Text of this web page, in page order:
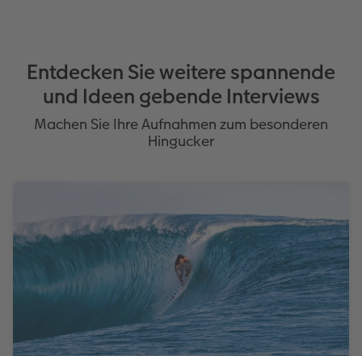
Entdecken Sie weitere spannende
und Ideen gebende Interviews
Machen Sie Ihre Aufnahmen zum besonderen
Hingucker